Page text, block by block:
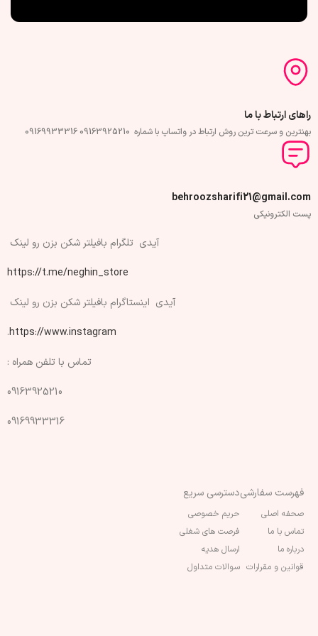
راهای ارتباط با ما
بهنترین و سرعت ترین روش ارتباط در واتساپ با شماره 09163925210 09169933316
behroozsharifi21@gmail.com
پست الکترونیکی
آیدی تلگرام بافیلتر شکن بزن رو لینک
https://t.me/neghin_store
آیدی اینستاگرام بافیلتر شکن بزن رو لینک
https://www.instagram
.
تماس با تلفن همراه :
09163925210
09169933316
فهرست سفارشی
صحفه اصلی
تماس با ما
درباره ما
قوانین و مقرارات
دسترسی سریع
حریم خصوصی
فرصت های شغلی
ارسال هدیه
سوالات متداول